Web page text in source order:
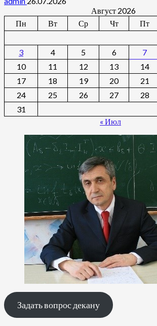
Август 2026
Пн
Вт Ср Чт Пт
3
4 5 6 7
10
11 12 13 14
17
18 19 20 21
24
25 26 27 28
31
« Июл
Задать вопрос декану